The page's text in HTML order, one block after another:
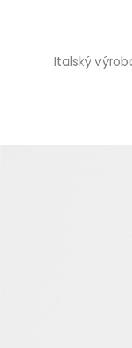
Italský